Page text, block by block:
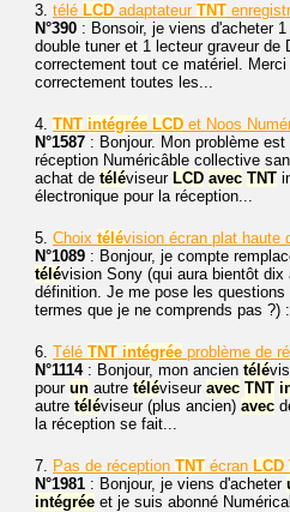
3. télé LCD adaptateur TNT
N°390 : Bonsoir, je viens d'acheter 1
double tuner et 1 lecteur graveur
correctement tout ce matériel.
correctement toutes les...
4. TNT intégrée LCD et Noos
N°1587 : Bonjour. Mon problème
réception Numéricâble collective
achat de téléviseur LCD avec TNT
électronique pour la réception...
5. Choix télévision écran plat haute
N°1089 : Bonjour, je compte
télévision Sony (qui aura bientôt dix
définition. Je me pose les
termes que je ne comprends pas ?)
6. Télé TNT intégrée problème de
N°1114: Bonjour, mon ancien télé
pour un autre téléviseur avec TNT
autre téléviseur (plus ancien) avec
la réception se fait...
7. Pas de réception TNT écran LCD
N°1981 : Bonjour, je viens d'acheter
intégrée et je suis abonné